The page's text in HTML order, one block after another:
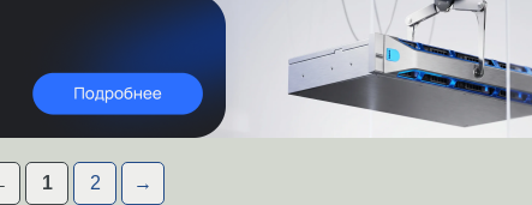
1 2 →